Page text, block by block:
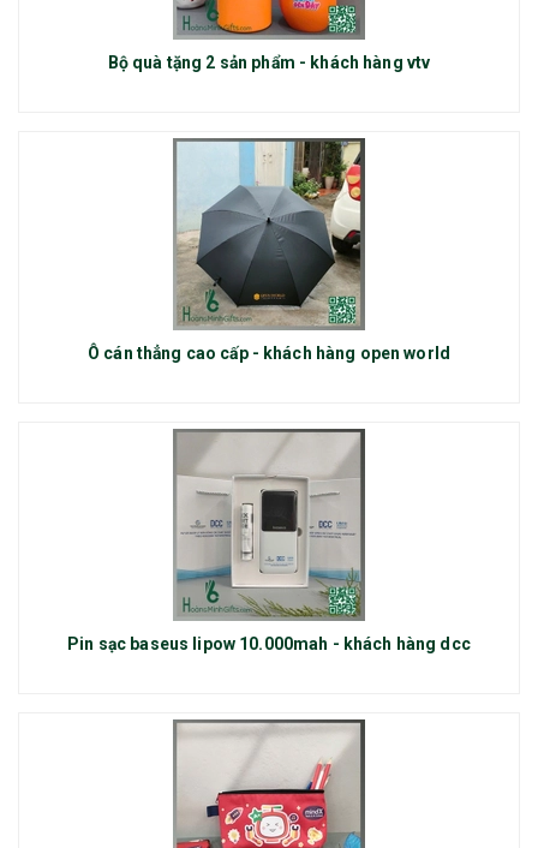
Bộ quà tặng 2 sản phẩm - khách hàng vtv
Ô cán thẳng cao cấp - khách hàng open world
Pin sạc baseus lipow 10.000mah - khách hàng dcc